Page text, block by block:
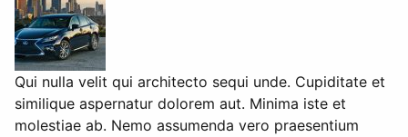
Qui nulla velit qui architecto sequi unde. Cupiditate et
similique aspernatur dolorem aut. Minima iste et
molestiae ab. Nemo assumenda vero praesentium